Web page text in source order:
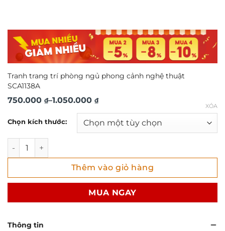
Tranh trang trí phòng ngủ phong cảnh nghệ thuật
SCA1138A
750.000 ₫–1.050.000 ₫
Khoảng
750.000 ₫
đến
1.050.000 ₫
Chọn kích thước:
XÓA
Tranh trang trí phòng ngủ phong cảnh nghệ thuật
Thêm vào giỏ hàng
MUA NGAY
Thông tin